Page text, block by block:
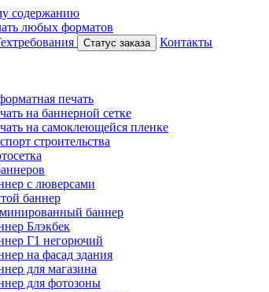
содержанию
Статус заказа
Контакты
печать
на баннерной сетке
на самоклеющейся пленке
строительства
с люверсами
баннер
баннер
Блэкбек
Г1 негорючий
на фасад здания
для магазина
для фотозоны